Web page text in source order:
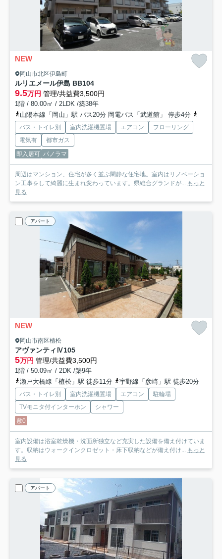
NEW
岡山市北区伊島町
ルリエメール伊島 BB104
9.5万円 管理/共益費3,500円
1階 / 80.00㎡ / 2LDK /築38年
山陽本線「岡山」駅 バス20分 岡電バス「武道館」 停歩4分
バス・トイレ別 室内洗濯機置場 エアコン
フローリング
電気有
都市ガス
即入居可 パノラマ
周辺はマンション、住宅が多く並ぶ閑静な住宅地。室内はリノベーショ
ン工事をして綺麗に生まれ変わっています。県総合グランドが... もっと
見る
アパート
NEW
岡山市南区植松
アヴァンティⅣ105
5万円 管理/共益費3,500円
1階 / 50.09㎡ / 2DK /築9年
瀬戸大橋線「植松」駅 徒歩11分
宇野線「彦崎」駅 徒歩20分
バス・トイレ別 室内洗濯機置場 エアコン
駐輪場
TVモニタ付インターホン
シャワー
敷0
室内設備は浴室乾燥機・洗面所独立など充実した設備を備え付けていま
す。収納はウォークインクロゼット・床下収納などが備え付け... もっと
見る
アパート